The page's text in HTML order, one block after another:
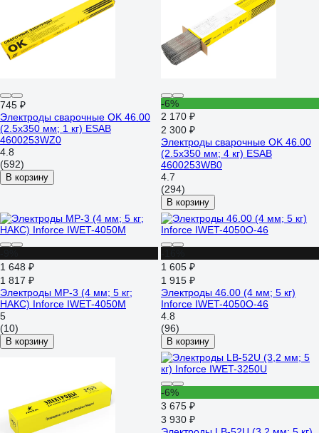
745 ₽
Электроды сварочные OK 46.00
(2.5х350 мм; 1 кг) ESAB
4600253WZ0
4.8
(592)
В корзину
-6%
2 170 ₽
2 300 ₽
Электроды сварочные OK 46.00
(2.5х350 мм; 4 кг) ESAB
4600253WB0
4.7
(294)
В корзину
1 648 ₽
1 817 ₽
Электроды МР-3 (4 мм; 5 кг;
НАКС) Inforce IWET-4050M
5
(10)
В корзину
1 605 ₽
1 915 ₽
Электроды 46.00 (4 мм; 5 кг)
Inforce IWET-4050O-46
4.8
(96)
В корзину
-6%
3 675 ₽
3 930 ₽